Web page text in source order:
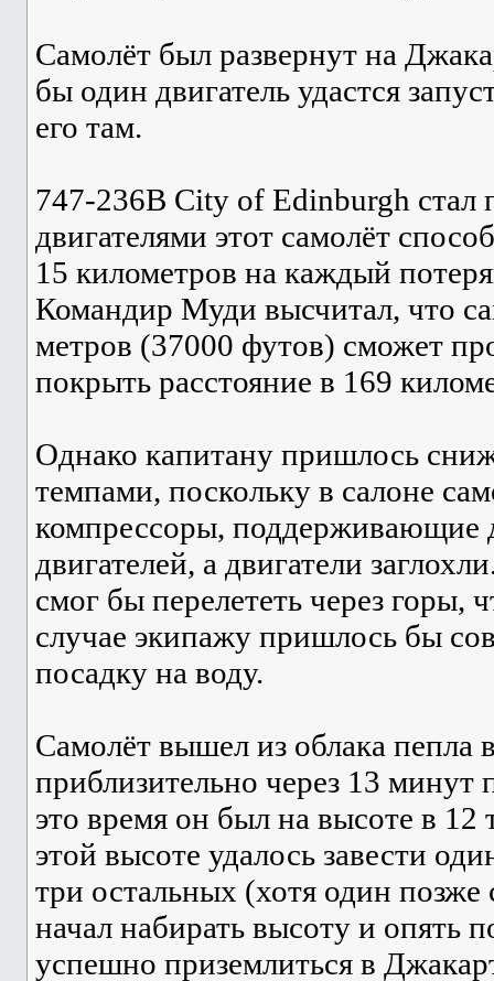
Самолёт был развернут на
бы один двигатель удастся
его там.
747-236B City of Edinburgh
двигателями этот самолёт
15 километров на каждый
Командир Муди высчитал, что
метров (37000 футов) сможет
покрыть расстояние в 169
Однако капитану пришлось
темпами, поскольку в салоне
компрессоры, поддерживающие
двигателей, а двигатели
смог бы перелететь через горы,
случае экипажу пришлось бы
посадку на воду.
Самолёт вышел из облака
приблизительно через 13 минут
это время он был на высоте в
этой высоте удалось завести
три остальных (хотя один позже
начал набирать высоту и опять
успешно приземлиться в